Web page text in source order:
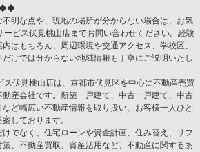
◆◆
明な点や、現地の場所が分からない場合は、お気
ビス伏見桃山店までお問い合わせください。経験
はもちろん、周辺環境や交通アクセス、学校区、
けでは分からない地域情報も丁寧にご説明いたし
ス伏見桃山店は、京都市伏見区を中心に不動産売買
産会社です。新築一戸建て、中古一戸建て、中古
ど幅広い不動産情報を取り扱い、お客様一人ひと
しております。
でなく、住宅ローンや資金計画、住み替え、リフ
、不動産買取、資産活用など、不動産に関するあ